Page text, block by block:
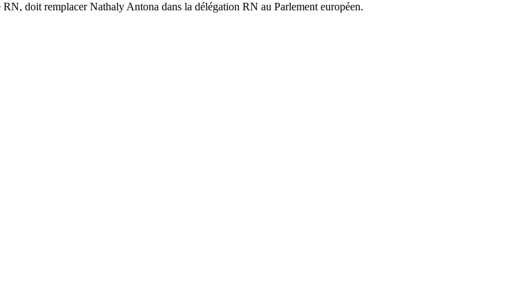
doit remplacer Nathaly Antona dans la délégation RN au Parlement européen.